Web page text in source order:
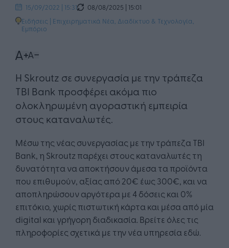
15/09/2022 | 15:31
08/08/2025 | 15:01
Ειδήσεις | Επιχειρηματικά Νέα Διαδίκτυο & Τεχνολογία
Εμπόριο
Η Skroutz σε συνεργασία με την τράπεζα
ΤΒΙ Bank προσφέρει ακόμα πιο
ολοκληρωμένη αγοραστική εμπειρία
στους καταναλωτές.
Μέσω της νέας συνεργασίας με την τράπεζα ΤΒΙ
Bank, η Skroutz παρέχει στους καταναλωτές τη
δυνατότητα να αποκτήσουν άμεσα τα προϊόντα
που επιθυμούν, αξίας από 20€ έως 300€, και να
αποπληρώσουν αργότερα με 4 δόσεις και 0%
επιτόκιο, χωρίς πιστωτική κάρτα και μέσα από μία
digital και γρήγορη διαδικασία. Βρείτε όλες τις
πληροφορίες σχετικά με την νέα υπηρεσία εδώ.